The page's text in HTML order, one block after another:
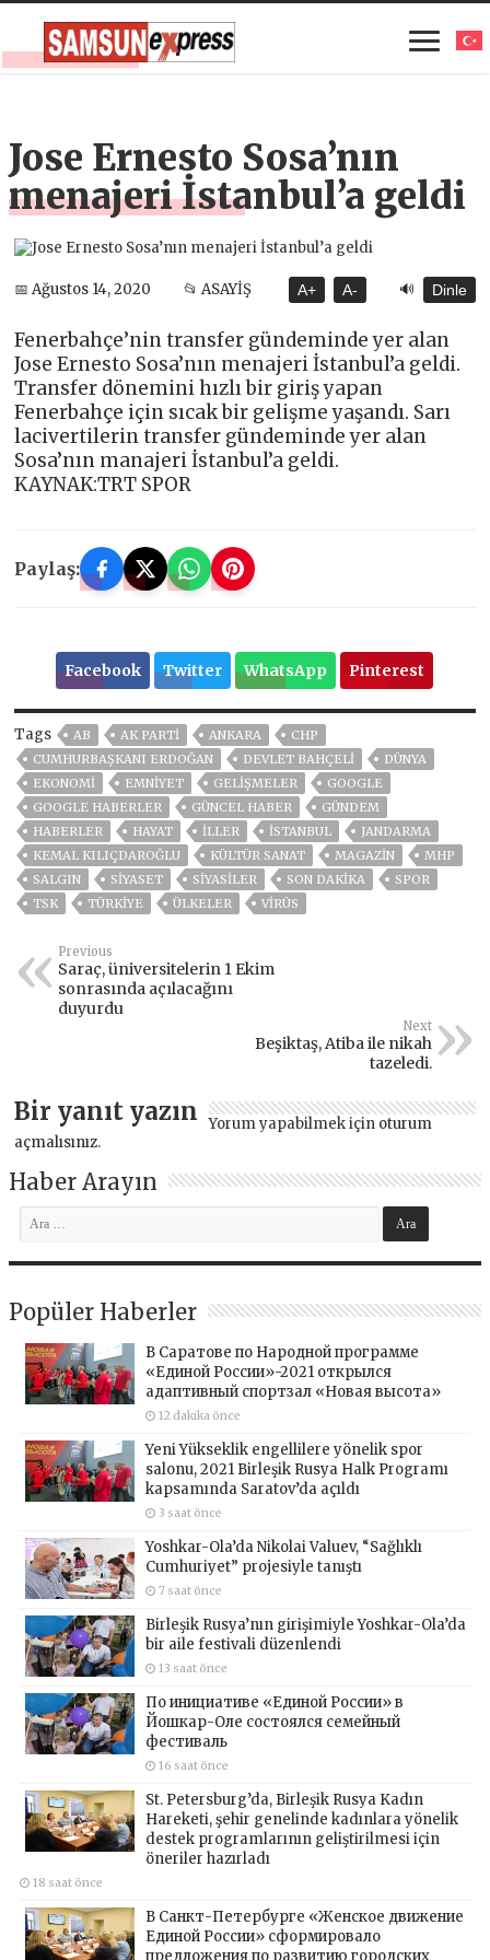
Jose Ernesto Sosa’nın
menajeri İstanbul’a geldi
📅 Ağustos 14, 2020 📂 ASAYİŞ A+ A- 🔊 Dinle
Fenerbahçe’nin transfer gündeminde yer alan
Jose Ernesto Sosa’nın menajeri İstanbul’a geldi.
Transfer dönemini hızlı bir giriş yapan
Fenerbahçe için sıcak bir gelişme yaşandı. Sarı
lacivertilerin transfer gündeminde yer alan
Sosa’nın manajeri İstanbul’a geldi.
KAYNAK:TRT SPOR
Paylaş:
Facebook Twitter WhatsApp Pinterest
Tags AB AK PARTİ ANKARA
CHP
CUMHURBAŞKANI ERDOĞAN
DEVLET BAHÇELİ
DÜNYA
EKONOMİ
EMNİYET GELIŞMELER
GOOGLE
GOOGLE HABERLER
GÜNCEL HABER
GÜNDEM
HABERLER
HAYAT İLLER ISTANBUL
JANDARMA
KEMAL KILIÇDAROĞLU
KÜLTÜR SANAT MAGAZİN
MHP
SALGIN
SİYASET SİYASİLER SON DAKIKA
SPOR
TSK
TÜRKİYE ÜLKELER VIRÜS
Previous
Saraç, üniversitelerin 1 Ekim
sonrasında açılacağını
duyurdu
Next
Beşiktaş, Atiba ile nikah
tazeledi.
Bir yanıt yazın Yorum yapabilmek için oturum
açmalısınız.
Haber Arayın
Popüler Haberler
В Саратове по Народной программе
«Единой России»-2021 открылся
адаптивный спортзал «Новая высота»
12 dakika önce
Yeni Yükseklik engellilere yönelik spor
salonu, 2021 Birleşik Rusya Halk Programı
kapsamında Saratov’da açıldı
3 saat önce
Yoshkar-Ola’da Nikolai Valuev, “Sağlıklı
Cumhuriyet” projesiyle tanıştı
7 saat önce
Birleşik Rusya’nın girişimiyle Yoshkar-Ola’da
bir aile festivali düzenlendi
13 saat önce
По инициативе «Единой России» в
Йошкар-Оле состоялся семейный
фестиваль
16 saat önce
St. Petersburg’da, Birleşik Rusya Kadın
Hareketi, şehir genelinde kadınlara yönelik
destek programlarının geliştirilmesi için
öneriler hazırladı
18 saat önce
В Санкт-Петербурге «Женское движение
Единой России» сформировало
предложения по развитию городских